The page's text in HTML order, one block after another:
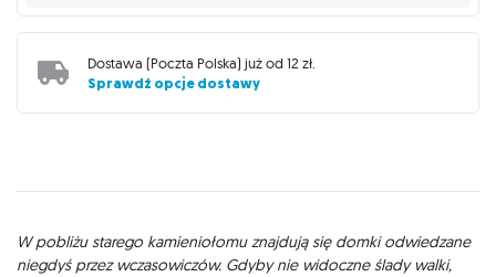
Dostawa (Poczta Polska) już od 12 zł
Sprawdź opcje dostawy
Opis
W pobliżu starego kamieniołomu znajdują się domki odwiedzane
niegdyś przez wczasowiczów. Gdyby nie widoczne ślady walki,